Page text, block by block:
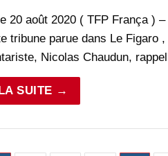
20 août 2020 ( TFP França )
tribune parue dans Le Figaro ,
Nicolas Chaudun,
SUITE →